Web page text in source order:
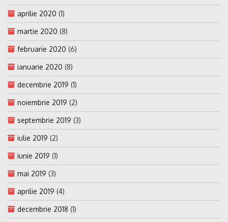
aprilie 2020 (1)
martie 2020 (8)
februarie 2020 (6)
ianuarie 2020 (8)
decembrie 2019 (1)
noiembrie 2019 (2)
septembrie 2019 (3)
iulie 2019 (2)
iunie 2019 (1)
mai 2019 (3)
aprilie 2019 (4)
decembrie 2018 (1)